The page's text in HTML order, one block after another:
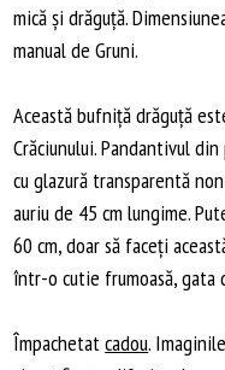
mică și drăguță.
manual de Gruni.
Această bufniță drăguță
Crăciunului. Pandantivul
cu glazură transparentă
auriu de 45 cm lungime.
60 cm, doar să faceți
într-o cutie frumoasă, gata
Împachetatcadou.